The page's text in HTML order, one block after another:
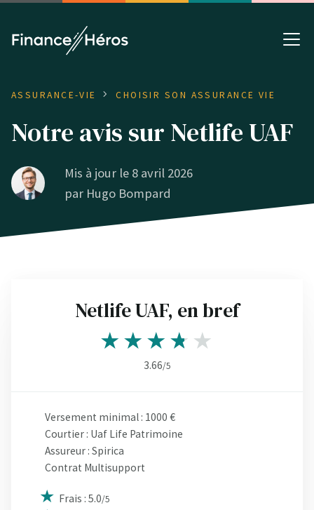
ASSURANCE-VIE CHOISIR SON ASSURANCE VIE
Notre avis sur Netlife UAF
Mis à jour le 8 avril 2026
par Hugo Bompard
Netlife UAF, en bref
3.66/5
Versement minimal : 1000 €
Courtier : Uaf Life Patrimoine
Assureur : Spirica
Contrat Multisupport
Frais : 5.0/5